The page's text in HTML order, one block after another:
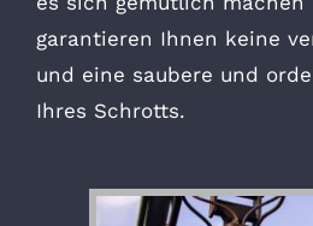
garantieren Ihnen keine
und eine saubere und
Ihres Schrotts.